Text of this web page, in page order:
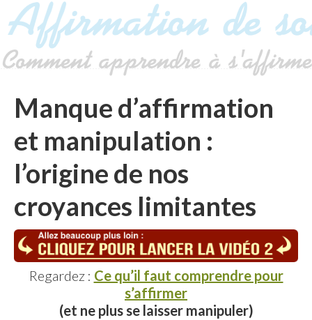
Manque d’affirmation
et manipulation :
l’origine de nos
croyances limitantes
Regardez : Ce qu’il faut comprendre pour
s’affirmer
(et ne plus se laisser manipuler)